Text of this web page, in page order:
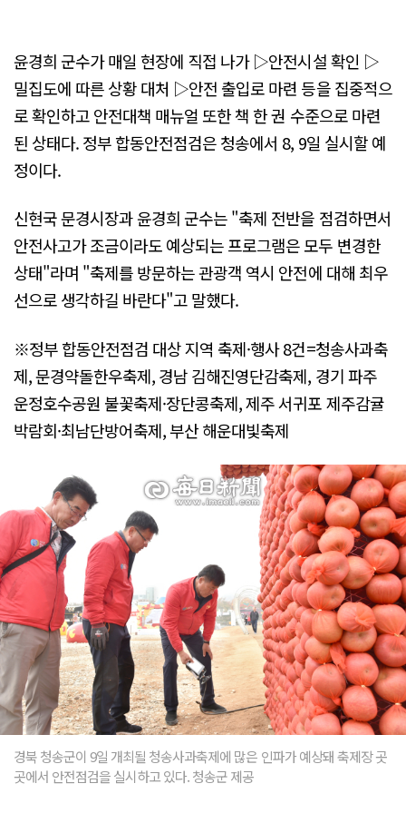
윤경희 군수가 매일 현장에 직접 나가 ▷안전시설 확인 ▷
밀집도에 따른 상황 대처 ▷안전 출입로 마련 등을 집중적으
로 확인하고 안전대책 매뉴얼 또한 책 한 권 수준으로 마련
된 상태다. 정부 합동안전점검은 청송에서 8, 9일 실시할 예
정이다.
신현국 문경시장과 윤경희 군수는 "축제 전반을 점검하면서
안전사고가 조금이라도 예상되는 프로그램은 모두 변경한
상태"라며 "축제를 방문하는 관광객 역시 안전에 대해 최우
선으로 생각하길 바란다"고 말했다.
※정부 합동안전점검 대상 지역 축제·행사 8건=청송사과축
제, 문경약돌한우축제, 경남 김해진영단감축제, 경기 파주
운정호수공원 불꽃축제·장단콩축제, 제주 서귀포 제주감귤
박람회·최남단방어축제, 부산 해운대빛축제
경북 청송군이 9일 개최될 청송사과축제에 많은 인파가 예상돼 축제장 곳
곳에서 안전점검을 실시하고 있다. 청송군 제공